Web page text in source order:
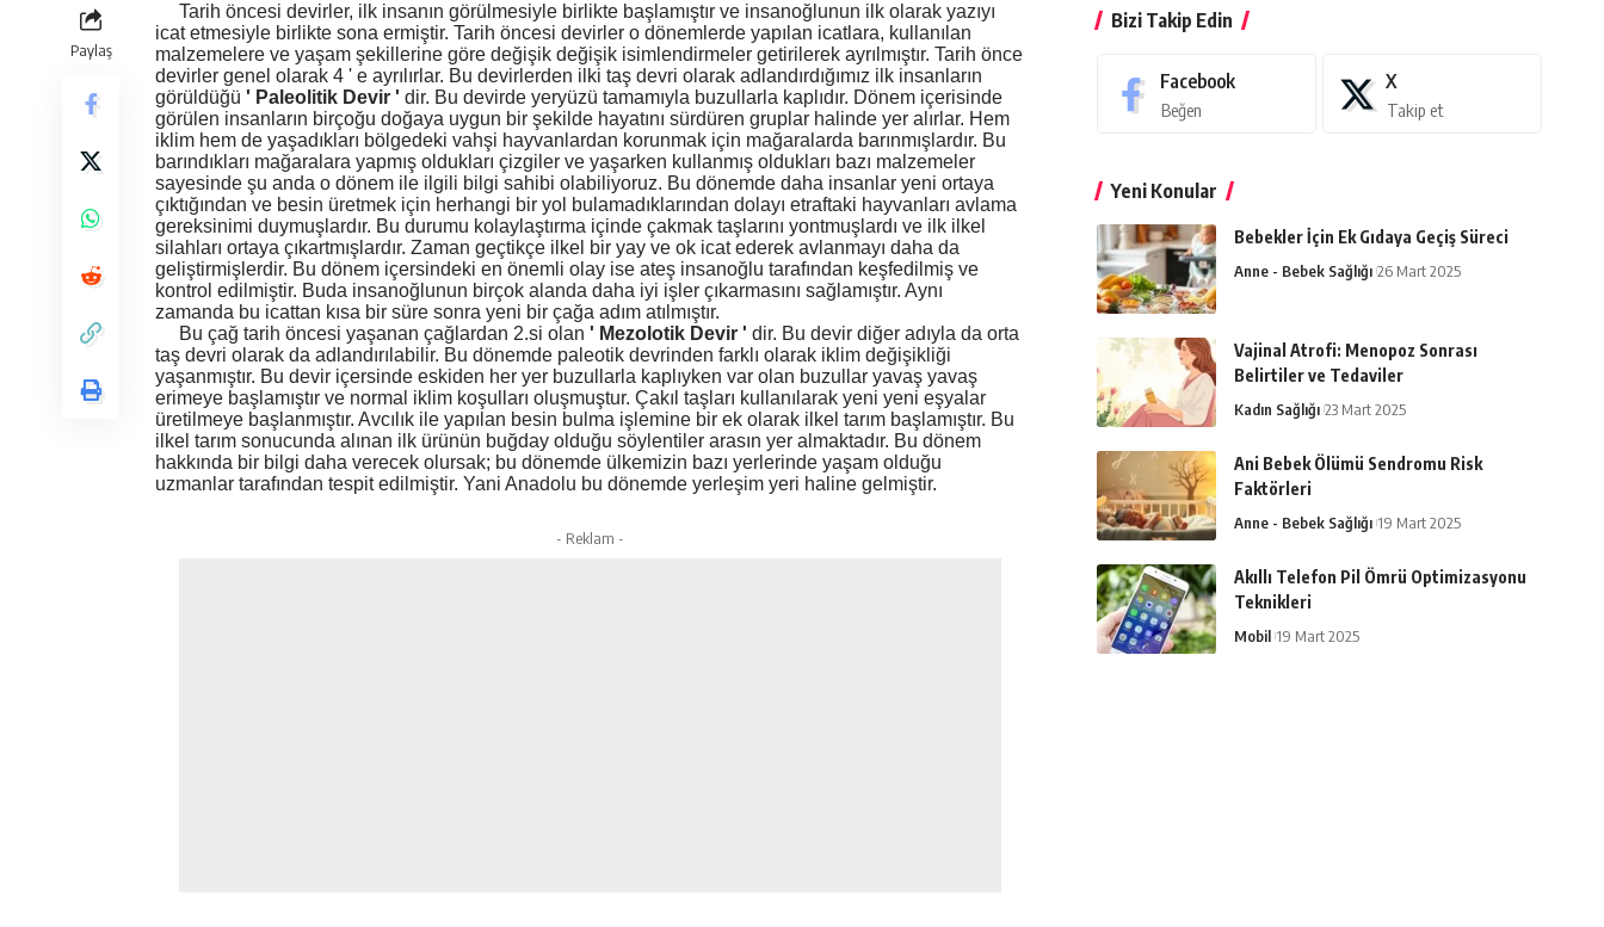
Paylaş
Tarih öncesi devirler, ilk insanın görülmesiyle birlikte başlamıştır ve insanoğlunun ilk olarak yazıyı
icat etmesiyle birlikte sona ermiştir. Tarih öncesi devirler o dönemlerde yapılan icatlara, kullanılan
malzemelere ve yaşam şekillerine göre değişik değişik isimlendirmeler getirilerek ayrılmıştır. Tarih önce
devirler genel olarak 4 ' e ayrılırlar. Bu devirlerden ilki taş devri olarak adlandırdığımız ilk insanların
görüldüğü ' Paleolitik Devir ' dir. Bu devirde yeryüzü tamamıyla buzullarla kaplıdır. Dönem içerisinde
görülen insanların birçoğu doğaya uygun bir şekilde hayatını sürdüren gruplar halinde yer alırlar. Hem
iklim hem de yaşadıkları bölgedeki vahşi hayvanlardan korunmak için mağaralarda barınmışlardır. Bu
barındıkları mağaralara yapmış oldukları çizgiler ve yaşarken kullanmış oldukları bazı malzemeler
sayesinde şu anda o dönem ile ilgili bilgi sahibi olabiliyoruz. Bu dönemde daha insanlar yeni ortaya
çıktığından ve besin üretmek için herhangi bir yol bulamadıklarından dolayı etraftaki hayvanları avlama
gereksinimi duymuşlardır. Bu durumu kolaylaştırma içinde çakmak taşlarını yontmuşlardı ve ilk ilkel
silahları ortaya çıkartmışlardır. Zaman geçtikçe ilkel bir yay ve ok icat ederek avlanmayı daha da
geliştirmişlerdir. Bu dönem içersindeki en önemli olay ise ateş insanoğlu tarafından keşfedilmiş ve
kontrol edilmiştir. Buda insanoğlunun birçok alanda daha iyi işler çıkarmasını sağlamıştır. Aynı
zamanda bu icattan kısa bir süre sonra yeni bir çağa adım atılmıştır.
Bu çağ tarih öncesi yaşanan çağlardan 2.si olan ' Mezolotik Devir ' dir. Bu devir diğer adıyla da orta
taş devri olarak da adlandırılabilir. Bu dönemde paleotik devrinden farklı olarak iklim değişikliği
yaşanmıştır. Bu devir içersinde eskiden her yer buzullarla kaplıyken var olan buzullar yavaş yavaş
erimeye başlamıştır ve normal iklim koşulları oluşmuştur. Çakıl taşları kullanılarak yeni yeni eşyalar
üretilmeye başlanmıştır. Avcılık ile yapılan besin bulma işlemine bir ek olarak ilkel tarım başlamıştır. Bu
ilkel tarım sonucunda alınan ilk ürünün buğday olduğu söylentiler arasın yer almaktadır. Bu dönem
hakkında bir bilgi daha verecek olursak; bu dönemde ülkemizin bazı yerlerinde yaşam olduğu
uzmanlar tarafından tespit edilmiştir. Yani Anadolu bu dönemde yerleşim yeri haline gelmiştir.
- Reklam -
Bizi Takip Edin
Facebook
Beğen
X
Takip et
Yeni Konular
Bebekler İçin Ek Gıdaya Geçiş Süreci
Anne - Bebek Sağlığı 26 Mart 2025
Vajinal Atrofi: Menopoz Sonrası
Belirtiler ve Tedaviler
Kadın Sağlığı 23 Mart 2025
Ani Bebek Ölümü Sendromu Risk
Faktörleri
Anne - Bebek Sağlığı 19 Mart 2025
Akıllı Telefon Pil Ömrü Optimizasyonu
Teknikleri
Mobil 19 Mart 2025